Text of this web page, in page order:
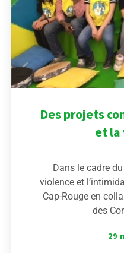
Des projets
et la
Dans le cadre
violence et
Cap-Rouge en
des
29